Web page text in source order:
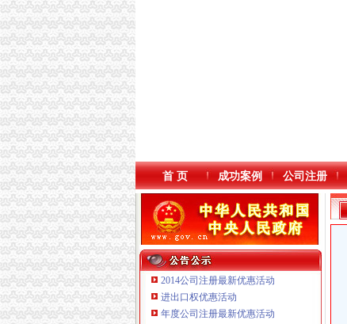
本站导航
首 页 成功案例 公司注册
2014公司注册最新优惠活动
进出口权优惠活动
年度公司注册最新优惠活动